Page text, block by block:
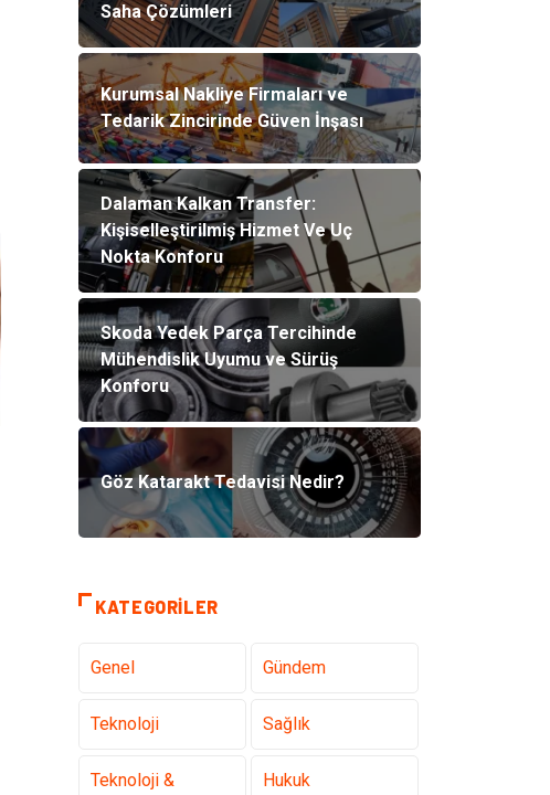
Saha Çözümleri
Kurumsal Nakliye Firmaları ve
Tedarik Zincirinde Güven İnşası
Dalaman Kalkan Transfer:
Kişiselleştirilmiş Hizmet Ve Uç
Nokta Konforu
Skoda Yedek Parça Tercihinde
Mühendislik Uyumu ve Sürüş
Konforu
Göz Katarakt Tedavisi Nedir?
KATEGORILER
Genel Gündem
Teknoloji Sağlık
Teknoloji &
Hukuk